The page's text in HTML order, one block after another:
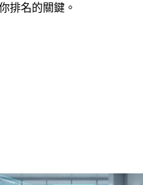
排名的關鍵。